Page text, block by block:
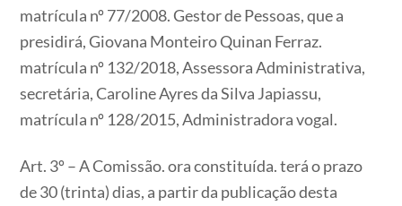
matrícula nº 77/2008. Gestor de Pessoas, que a
presidirá, Giovana Monteiro Quinan Ferraz.
matrícula nº 132/2018, Assessora Administrativa,
secretária, Caroline Ayres da Silva Japiassu,
matrícula nº 128/2015, Administradora vogal.
Art. 3º – A Comissão. ora constituída. terá o prazo
de 30 (trinta) dias, a partir da publicação desta